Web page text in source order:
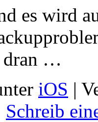
es wird
dran …
iOS |
Schreib